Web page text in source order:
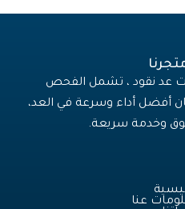
عد نقود ، تشمل الفحص
أفضل أداء وسرعة في العد،
وخدمة سريعة.
عنا